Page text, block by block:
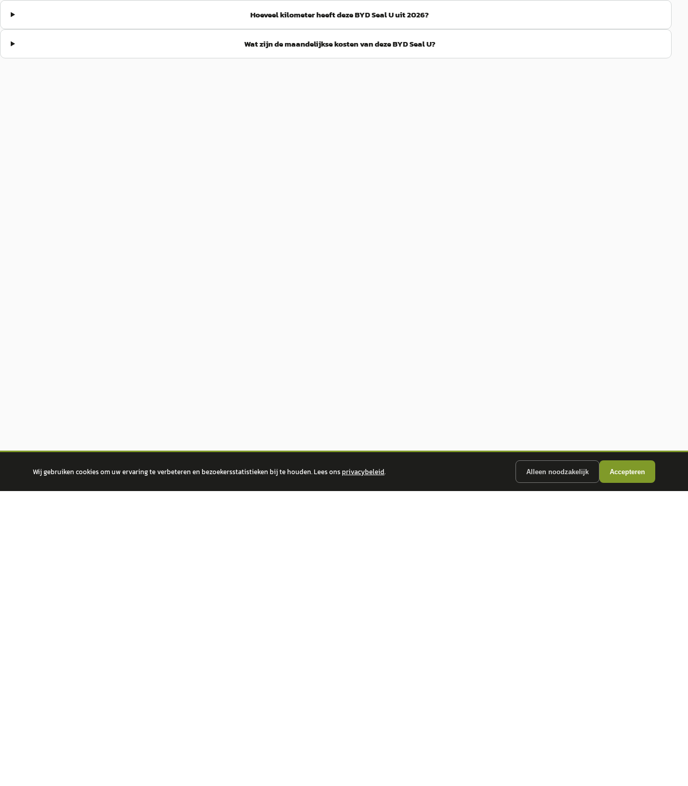
Hoeveel kilometer heeft deze BYD Seal U uit 2026?
Wat zijn de maandelijkse kosten van deze BYD Seal U?
Wij gebruiken cookies om uw ervaring te verbeteren en bezoekersstatistieken bij te houden. Lees onsprivacybeleid. Alleen noodzakelijk Accepteren